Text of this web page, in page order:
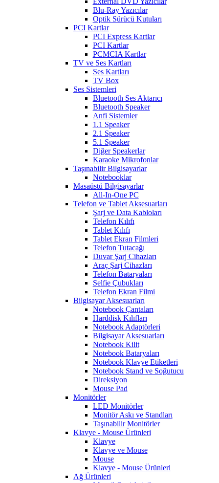
Blu-Ray Yazıcılar
Optik Sürücü Kutuları
PCI Kartlar
PCI Express Kartlar
PCI Kartlar
PCMCIA Kartlar
TV ve Ses Kartları
Ses Kartları
TV Box
Ses Sistemleri
Bluetooth Ses Aktarıcı
Bluetooth Speaker
Anfi Sistemler
1.1 Speaker
2.1 Speaker
5.1 Speaker
Diğer Speakerlar
Karaoke Mikrofonlar
Taşınabilir Bilgisayarlar
Notebooklar
Masaüstü Bilgisayarlar
All-In-One PC
Telefon ve Tablet Aksesuarları
Şarj ve Data Kabloları
Telefon Kılıfı
Tablet Kılıfı
Tablet Ekran Filmleri
Telefon Tutacağı
Duvar Şarj Cihazları
Araç Şarj Cihazları
Telefon Bataryaları
Selfie Çubukları
Telefon Ekran Filmi
Bilgisayar Aksesuarları
Notebook Çantaları
Harddisk Kılıfları
Notebook Adaptörleri
Bilgisayar Aksesuarları
Notebook Kilit
Notebook Bataryaları
Notebook Klavye Etiketleri
Notebook Stand ve Soğutucu
Direksiyon
Mouse Pad
Monitörler
LED Monitörler
Monitör Askı ve Standları
Taşınabilir Monitörler
Klavye - Mouse Ürünleri
Klavye
Klavye ve Mouse
Mouse
Klavye - Mouse Ürünleri
Ağ Ürünleri